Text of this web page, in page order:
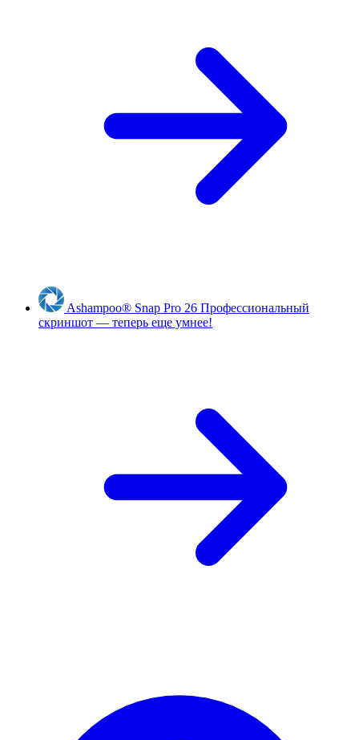
Ashampoo® Snap Pro 26 Профессиональный
скриншот — теперь еще умнее!